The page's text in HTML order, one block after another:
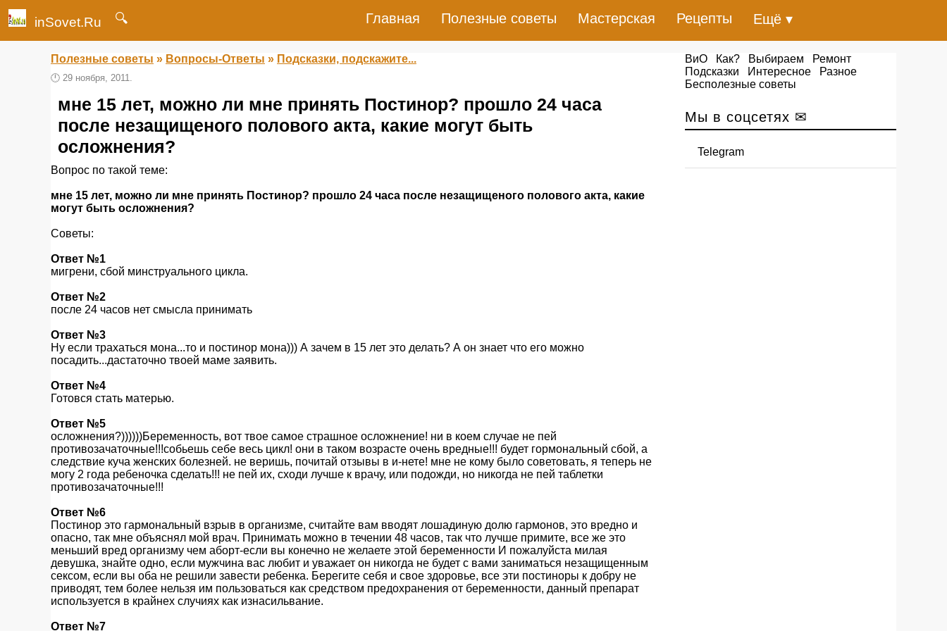
inSovet.Ru 🔍 Главная Полезные советы Мастерская Рецепты Ещё ▾
Полезные советы » Вопросы-Ответы » Подсказки, подскажите...
🕛 29 ноября, 2011.
мне 15 лет, можно ли мне принять Постинор? прошло 24 часа
после незащищеного полового акта, какие могут быть
осложнения?
Вопрос по такой теме:
мне 15 лет, можно ли мне принять Постинор? прошло 24 часа после незащищеного полового акта, какие
могут быть осложнения?
Советы:
Ответ №1
мигрени, сбой минструального цикла.
Ответ №2
после 24 часов нет смысла принимать
Ответ №3
Ну если трахаться мона...то и постинор мона))) А зачем в 15 лет это делать? А он знает что его можно
посадить...дастаточно твоей маме заявить.
Ответ №4
Готовся стать матерью.
Ответ №5
осложнения?))))))Беременность, вот твое самое страшное осложнение! ни в коем случае не пей
противозачаточные!!!собьешь себе весь цикл! они в таком возрасте очень вредные!!! будет гормональный сбой, а
следствие куча женских болезней. не веришь, почитай отзывы в и-нете! мне не кому было советовать, я теперь не
могу 2 года ребеночка сделать!!! не пей их, сходи лучше к врачу, или подожди, но никогда не пей таблетки
противозачаточные!!!
Ответ №6
Постинор это гармональный взрыв в организме, считайте вам вводят лошадиную долю гармонов, это вредно и
опасно, так мне объяснял мой врач. Принимать можно в течении 48 часов, так что лучше примите, все же это
меньший вред организму чем аборт-если вы конечно не желаете этой беременности И пожалуйста милая
девушка, знайте одно, если мужчина вас любит и уважает он никогда не будет с вами заниматься незащищенным
сексом, если вы оба не решили завести ребенка. Берегите себя и свое здоровье, все эти постиноры к добру не
приводят, тем более нельзя им пользоваться как средством предохранения от беременности, данный препарат
используется в крайнех случиях как изнасильвание.
Ответ №7
ВиО Как? Выбираем
Ремонт
Подсказки
Интересное
Разное
Бесполезные советы
Мы в соцсетях ✉
Telegram